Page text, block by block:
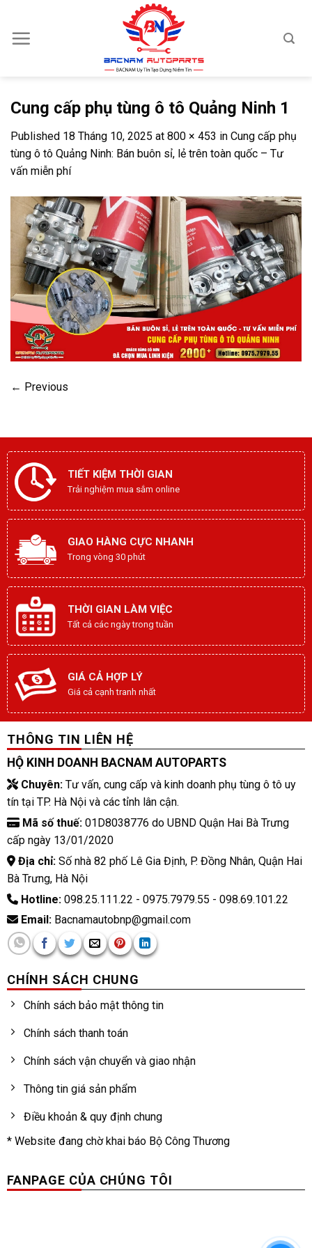
content
Cung cấp phụ tùng ô tô Quảng Ninh 1
Published 18 Tháng 10, 2025 at 800 × 453 in Cung cấp phụ
tùng ô tô Quảng Ninh: Bán buôn sỉ, lẻ trên toàn quốc – Tư
vấn miễn phí
← Previous
TIẾT KIỆM THỜI GIAN
Trải nghiệm mua sắm online
GIAO HÀNG CỰC NHANH
Trong vòng 30 phút
THỜI GIAN LÀM VIỆC
Tất cả các ngày trong tuần
GIÁ CẢ HỢP LÝ
Giá cả cạnh tranh nhất
THÔNG TIN LIÊN HỆ
HỘ KINH DOANH BACNAM AUTOPARTS
Chuyên:Tư vấn, cung cấp và kinh doanh phụ tùng ô tô uy
tín tại TP. Hà Nội và các tỉnh lân cận.
Mã số thuế:01D8038776 do UBND Quận Hai Bà Trưng
cấp ngày 13/01/2020
Địa chỉ:Số nhà 82 phố Lê Gia Định, P. Đồng Nhân, Quận Hai
Bà Trưng, Hà Nội
Hotline:098.25.111.22 - 0975.7979.55 - 098.69.101.22
Email:Bacnamautobnp@gmail.com
CHÍNH SÁCH CHUNG
Chính sách bảo mật thông tin
Chính sách thanh toán
Chính sách vận chuyển và giao nhận
Thông tin giá sản phẩm
Điều khoản & quy định chung
* Website đang chờ khai báo Bộ Công Thương
FANPAGE CỦA CHÚNG TÔI